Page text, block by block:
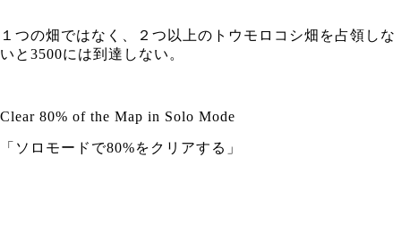
１つの畑ではなく、２つ以上のトウモロコシ畑を占領しな
いと3500には到達しない。
Clear 80% of the Map in Solo Mode
「ソロモードで80%をクリアする」